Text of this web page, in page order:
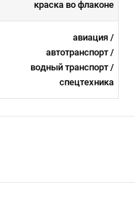
краска во флаконе
авиация /
автотранспорт /
водный транспорт /
спецтехника